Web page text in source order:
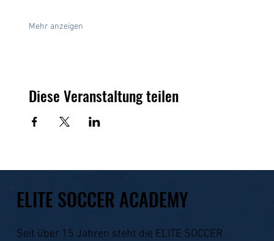
Mehr anzeigen
Diese Veranstaltung teilen
ELITE SOCCER ACADEMY
Seit über 15 Jahren steht die ELITE SOCCER